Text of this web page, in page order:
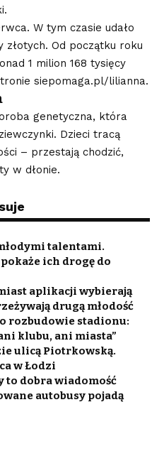
W tym czasie udało
złotych. Od początku roku
1 milion 168 tysięcy
siepomaga.pl/lilianna.
genetyczna, która
Dzieci tracą
– przestają chodzić,
w dłonie.
talentami.
ich drogę do
aplikacji wybierają
drugą młodość
rozbudowie stadionu:
klubu, ani miasta”
ulicą Piotrkowską.
w Łodzi
to dobra wiadomość
autobusy pojadą